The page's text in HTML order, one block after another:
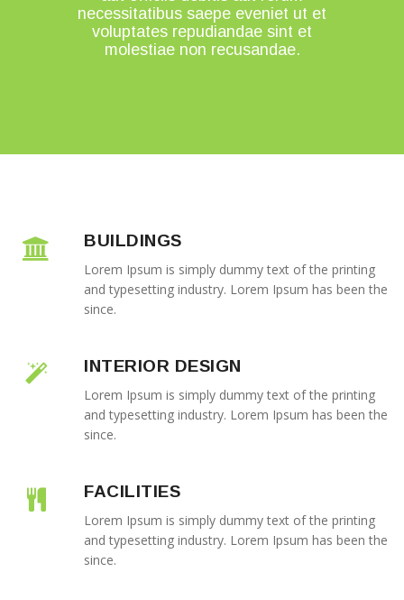
necessitatibus saepe eveniet ut et
voluptates repudiandae sint et
molestiae non recusandae.
BUILDINGS
Lorem Ipsum is simply dummy text of the printing
and typesetting industry. Lorem Ipsum has been the
since.
INTERIOR DESIGN
Lorem Ipsum is simply dummy text of the printing
and typesetting industry. Lorem Ipsum has been the
since.
FACILITIES
Lorem Ipsum is simply dummy text of the printing
and typesetting industry. Lorem Ipsum has been the
since.